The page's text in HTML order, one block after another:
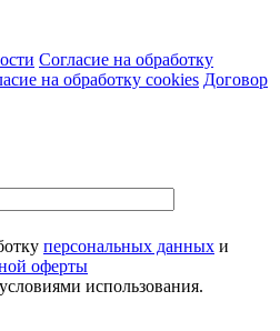
Согласие на обработку
на обработку cookies Договор
персональных данных и
оферты
использования.